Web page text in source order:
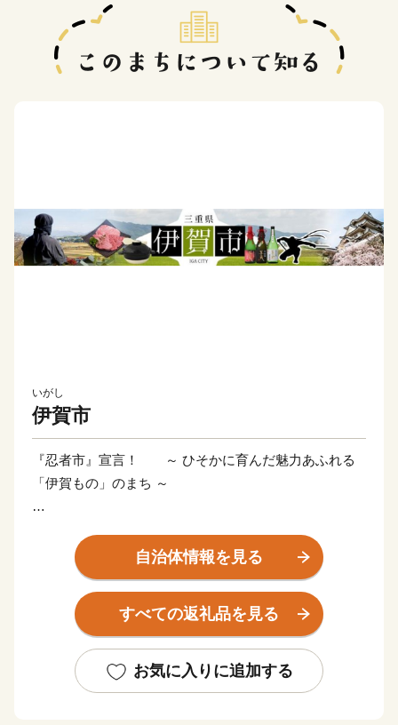
いがし
伊賀市
『忍者市』宣言！ ～ ひそかに育んだ魅力あふれる
「伊賀もの」のまち ～
や精神を継承するとともに、忍者を活かした観光やまち
づくりに取り組んでいます。日本一、二の高石垣で知ら
れる伊賀上野城のふもとでは、誰もが忍者気分を味わえ
る「伊賀上野ＮＩＮＪＡフェスタ」が開催され、秋には
祭」や、ユネスコ無形文化遺産に登録されたダンジリ行
事で有名な「上野天神祭」が行われるなど、歴史と文化
自治体情報を見る
すべての返礼品を見る
お気に入りに追加する